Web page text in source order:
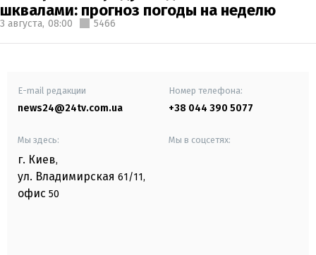
шквалами: прогноз погоды на неделю
3 августа, 08:00 5466
E-mail редакции
news24@24tv.com.ua
Номер телефона:
+38 044 390 5077
Мы здесь:
г. Киев,
ул. Владимирская 61/11,
офис 50
Мы в соцсетях: